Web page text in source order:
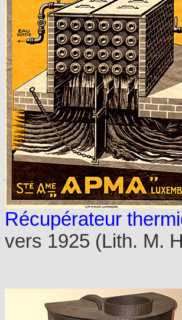
Récupérateur
vers 1925 (Lith. M.